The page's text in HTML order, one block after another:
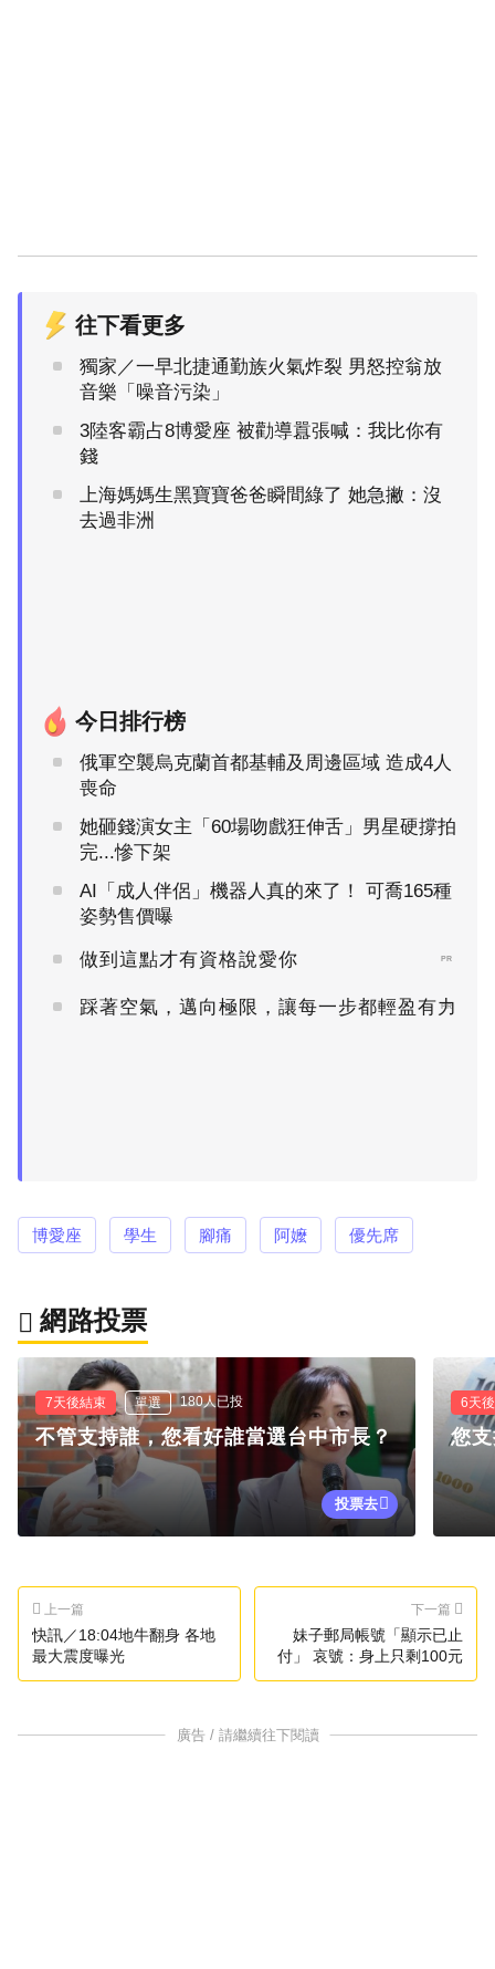
往下看更多
獨家／一早北捷通勤族火氣炸裂 男怒控翁放
音樂「噪音污染」
3陸客霸占8博愛座 被勸導囂張喊：我比你有
錢
上海媽媽生黑寶寶爸爸瞬間綠了 她急撇：沒
去過非洲
今日排行榜
俄軍空襲烏克蘭首都基輔及周邊區域 造成4人
喪命
她砸錢演女主「60場吻戲狂伸舌」男星硬撐拍
完...慘下架
AI「成人伴侶」機器人真的來了！ 可喬165種
姿勢售價曝
做到這點才有資格說愛你 PR
踩著空氣，邁向極限，讓每一步都輕盈有力
PR
博愛座 學生 腳痛 阿嬤 優先席
網路投票
7天後結束 單選 180人已投
不管支持誰，您看好誰當選台中市長？
投票去
6天
您
上一篇
快訊／18:04地牛翻身 各地
最大震度曝光
下一篇
妹子郵局帳號「顯示已止
付」 哀號：身上只剩100元
廣告 / 請繼續往下閱讀